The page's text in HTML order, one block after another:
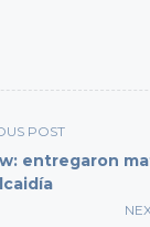
POST
entregaron